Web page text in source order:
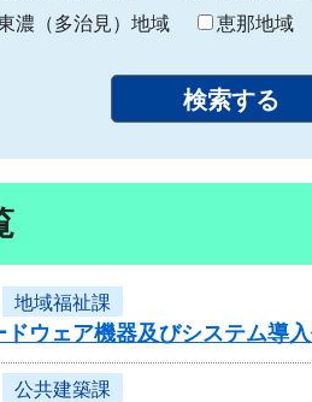
り
濃（多治見）地域 恵那地域
地域福祉課
ドウェア機器及びシステム導
公共建築課